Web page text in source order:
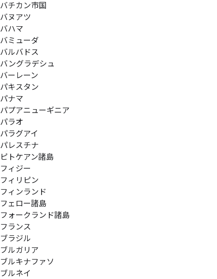
バチカン市国
バヌアツ
バハマ
バミューダ
バルバドス
バングラデシュ
バーレーン
パキスタン
パナマ
パプアニューギニア
パラオ
パラグアイ
パレスチナ
ピトケアン諸島
フィジー
フィリピン
フィンランド
フェロー諸島
フォークランド諸島
フランス
ブラジル
ブルガリア
ブルキナファソ
ブルネイ